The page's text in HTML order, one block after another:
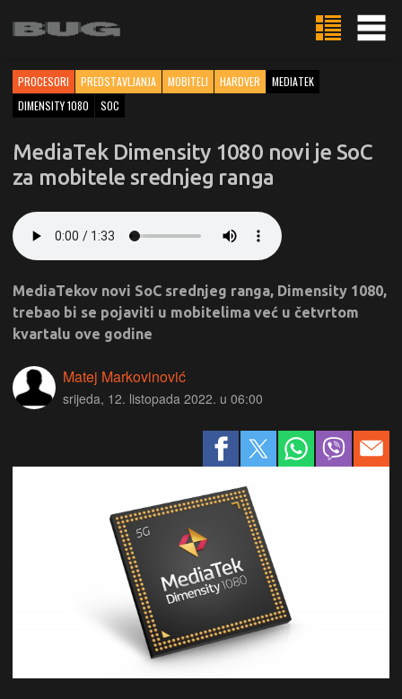
PROCESORI PREDSTAVLJANJA MOBITELI HARDVER
MEDIATEK
DIMENSITY 1080
SOC
MediaTek Dimensity 1080 novi je SoC
za mobitele srednjeg ranga
MediaTekov novi SoC srednjeg ranga, Dimensity 1080,
trebao bi se pojaviti u mobitelima već u četvrtom
kvartalu ove godine
Matej Markovinović
srijeda, 12. listopada 2022. u 06:00